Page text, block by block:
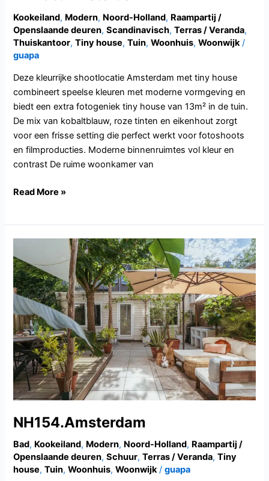
Kookeiland, Modern, Noord-Holland, Raampartij /
Openslaande deuren,Scandinavisch,Terras / Veranda,
Thuiskantoor,Tiny house,Tuin,Woonhuis,Woonwijk/
guapa
Deze kleurrijke shootlocatie Amsterdam met tiny house
combineert speelse kleuren met moderne vormgeving en
biedt een extra fotogeniek tiny house van 13m² in de tuin.
De mix van kobaltblauw, roze tinten en eikenhout zorgt
voor een frisse setting die perfect werkt voor fotoshoots
en filmproducties. Moderne binnenruimtes vol kleur en
contrast De ruime woonkamer van
Read More »
NH154.Amsterdam
Bad, Kookeiland, Modern, Noord-Holland, Raampartij /
Openslaande deuren,Schuur,Terras / Veranda,Tiny
house,Tuin,Woonhuis,Woonwijk/guapa
NH154.Amsterdam